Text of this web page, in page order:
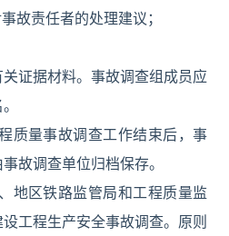
故责任者的处理建议；
证据材料。事故调查组成员应
质量事故调查工作结束后，事
故调查单位归档保存。
地区铁路监管局和工程质量监
工程生产安全事故调查。原则